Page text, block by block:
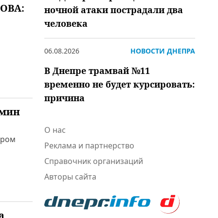
ночной атаки пострадали два
человека
06.08.2026 НОВОСТИ ДНЕПРА
В Днепре трамвай №11
временно не будет курсировать:
причина
О нас
Реклама и партнерство
Справочник организаций
Авторы сайта